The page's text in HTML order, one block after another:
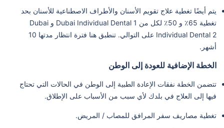
يتم أيضًا تغطية علاج تقويم الأسنان والأطراف الاصطناعية للأسنان بحد
تغطية 65٪ و 50٪ لكل من Dubai Individual Dental 1 و Dubai
Individual Dental 2 على التوالي. تنطبق هنا فترة انتظار مدتها 10
أشهر.
الخطة الإضافية للعودة إلى الوطن
تتضمن الخطة نفقات الإعادة الطبية إلى الوطن في الحالات التي تحتاج
فيها إلى العلاج في بلدك لأي سبب من الأسباب على الإطلاق.
تغطية مصاريف سفر المرافق للمصاب / المريض.